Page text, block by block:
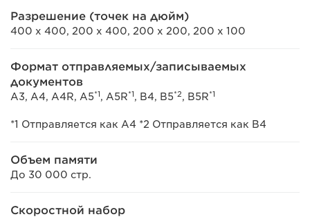
Разрешение (точек на дюйм)
400 x 400, 200 x 400, 200 x 200, 200 x 100
Формат отправляемых/записываемых
документов
A3, A4, A4R, A5*1, A5R*1, B4, B5*2, B5R*1
*1 Отправляется как A4 *2 Отправляется как B4
Объем памяти
До 30 000 стр.
Скоростной набор